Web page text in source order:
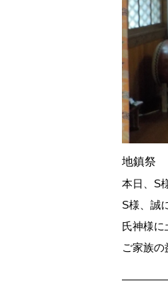
地鎮祭
本日、S
S様、誠
氏神様に
ご家族の